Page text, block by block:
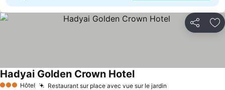
Partager
3 ÉtoilesHôtel Restaurant sur place avec vue sur le jardin
Hadyai Golden Crown Hotel